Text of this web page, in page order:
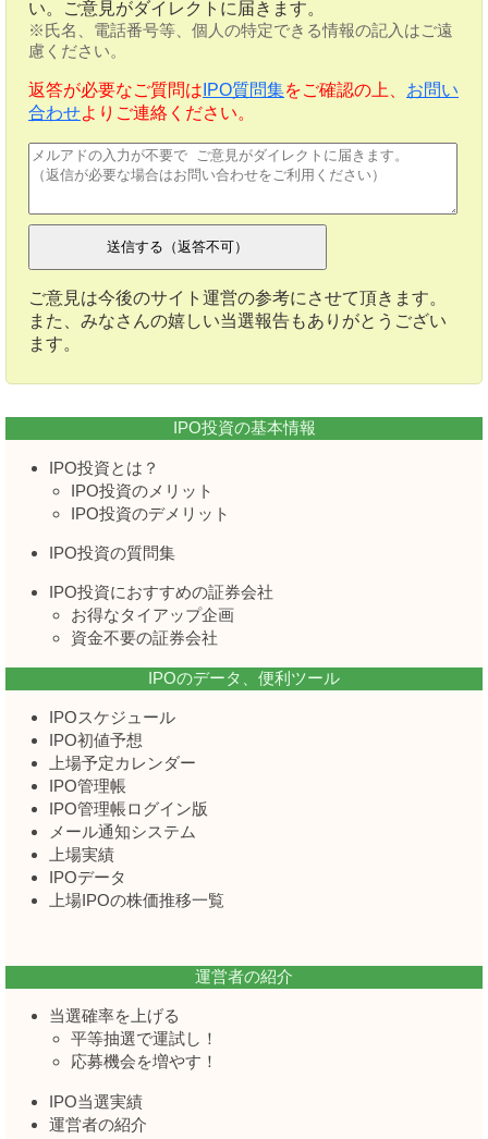
い。ご意見がダイレクトに届きます。
※氏名、電話番号等、個人の特定できる情報の記入はご遠
慮ください。
返答が必要なご質問は IPO質問集をご確認の上、 お問い
合わせよりご連絡ください。
ご意見は今後のサイト運営の参考にさせて頂きます。
また、みなさんの嬉しい当選報告もありがとうござい
ます。
IPO投資の基本情報
IPO投資とは？
IPO投資のメリット
IPO投資のデメリット
IPO投資の質問集
IPO投資におすすめの証券会社
お得なタイアップ企画
資金不要の証券会社
IPOのデータ、便利ツール
IPOスケジュール
IPO初値予想
上場予定カレンダー
IPO管理帳
IPO管理帳ログイン版
メール通知システム
上場実績
IPOデータ
上場IPOの株価推移一覧
運営者の紹介
当選確率を上げる
平等抽選で運試し！
応募機会を増やす！
IPO当選実績
運営者の紹介